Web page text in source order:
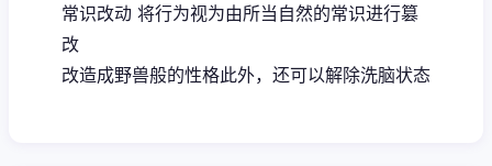
常识改动 将行为视为由所当自然的常识进行篡
改
改造成野兽般的性格此外，还可以解除洗脑状态